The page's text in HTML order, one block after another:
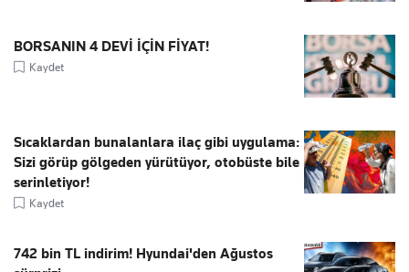
BORSANIN 4 DEVİ İÇİN FİYAT!
Kaydet
Sıcaklardan bunalanlara ilaç gibi uygulama:
Sizi görüp gölgeden yürütüyor, otobüste bile
serinletiyor!
Kaydet
742 bin TL indirim! Hyundai'den Ağustos